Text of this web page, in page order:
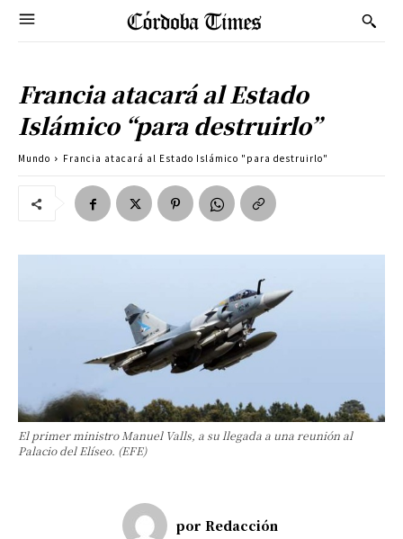
Francia atacará al Estado
Islámico “para destruirlo”
Mundo Francia atacará al Estado Islámico "para destruirlo"
El primer ministro Manuel Valls, a su llegada a una reunión al
Palacio del Elíseo. (EFE)
por Redacción